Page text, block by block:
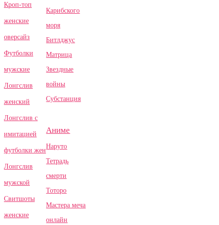
Кроп-топ
женские
оверсайз
Футболки
мужские
Лонгслив
женский
Лонгслив с
имитацией
футболки жен
Лонгслив
мужской
Свитшоты
женские
Карибского
моря
Битлджус
Матрица
Звездные
войны
Субстанция
Аниме
Наруто
Тетрадь
смерти
Тоторо
Мастера меча
онлайн